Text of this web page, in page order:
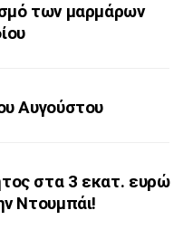
των μαρμάρων
Αυγούστου
στα 3 εκατ. ευρώ
Ντουμπάι!